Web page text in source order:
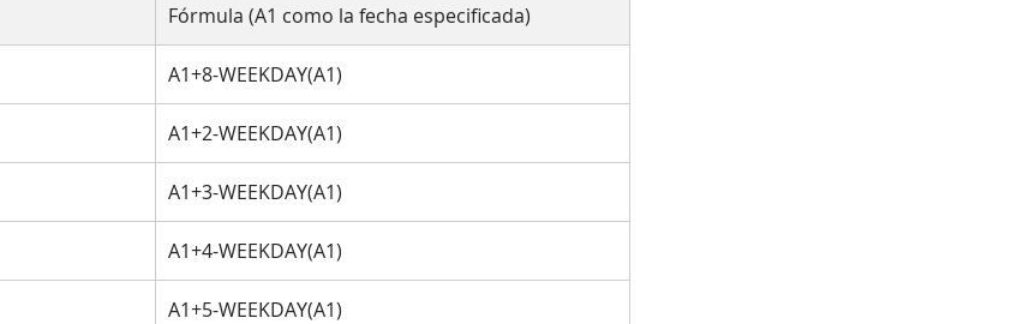
Fórmula (A1 como la fecha especificada)
A1+8-WEEKDAY(A1)
A1+2-WEEKDAY(A1)
A1+3-WEEKDAY(A1)
A1+4-WEEKDAY(A1)
A1+5-WEEKDAY(A1)